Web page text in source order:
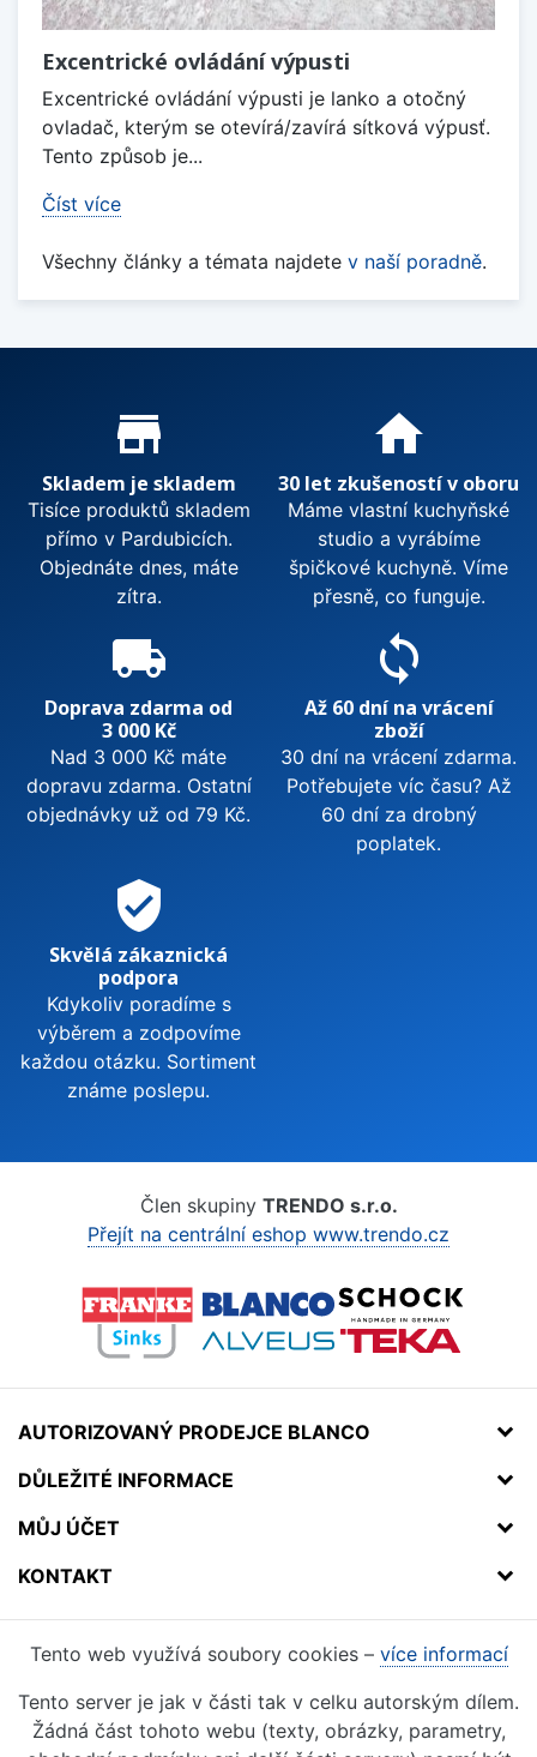
Excentrické ovládání výpusti
Excentrické ovládání výpusti je lanko a otočný
ovladač, kterým se otevírá/zavírá sítková výpusť.
Tento způsob je...
Číst více
Všechny články a témata najdete v naší poradně.
Proč nakupovat u nás?
store_mall_directory
Skladem je skladem
Tisíce produktů skladem
přímo v Pardubicích.
Objednáte dnes, máte
zítra.
home
30 let zkušeností v oboru
Máme vlastní kuchyňské
studio a vyrábíme
špičkové kuchyně. Víme
přesně, co funguje.
local_shipping
Doprava zdarma od
3 000 Kč
Nad 3 000 Kč máte
dopravu zdarma. Ostatní
objednávky už od 79 Kč.
sync
Až 60 dní na vrácení
zboží
30 dní na vrácení zdarma.
Potřebujete víc času? Až
60 dní za drobný
poplatek.
verified_user
Skvělá zákaznická
podpora
Kdykoliv poradíme s
výběrem a zodpovíme
každou otázku. Sortiment
známe poslepu.
Člen skupiny TRENDO s.r.o.
Přejít na centrální eshop www.trendo.cz
AUTORIZOVANÝ PRODEJCE BLANCO
DŮLEŽITÉ INFORMACE
MŮJ ÚČET
KONTAKT
Tento web využívá soubory cookies – více informací
Tento server je jak v části tak v celku autorským dílem.
Žádná část tohoto webu (texty, obrázky, parametry,